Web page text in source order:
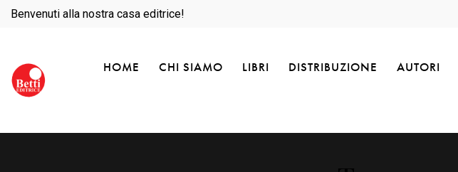
Benvenuti alla nostra casa editrice!
HOME CHI SIAMO LIBRI DISTRIBUZIONE AUTORI